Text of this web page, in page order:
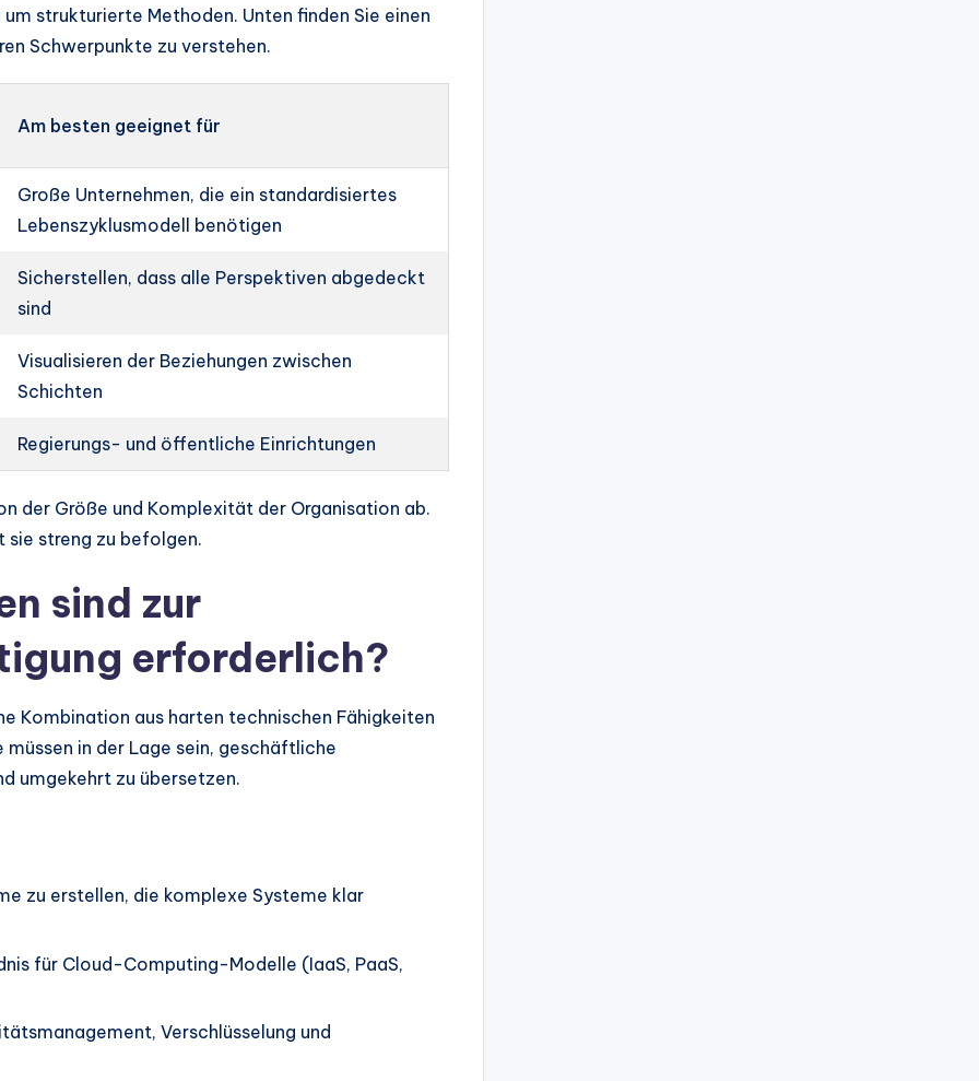
strukturierte Methoden. Unten finden Sie einen
Schwerpunkte zu verstehen.
Am besten geeignet für
Große Unternehmen, die ein standardisiertes
Lebenszyklusmodell benötigen
Sicherstellen, dass alle Perspektiven abgedeckt
sind
Visualisieren der Beziehungen zwischen
Schichten
Regierungs- und öffentliche Einrichtungen
der Größe und Komplexität der Organisation ab.
sie streng zu befolgen.
sind zur
erforderlich?
Kombination aus harten technischen Fähigkeiten
in der Lage sein, geschäftliche
umgekehrt zu übersetzen.
zu erstellen, die komplexe Systeme klar
für Cloud-Computing-Modelle (IaaS, PaaS,
Verschlüsselung und